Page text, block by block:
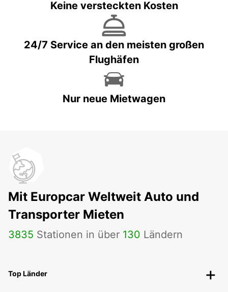
Keine versteckten Kosten
24/7 Service an den meisten großen
Flughäfen
Nur neue Mietwagen
Mit Europcar Weltweit Auto und
Transporter Mieten
3835 Stationen in über 130 Ländern
Top Länder